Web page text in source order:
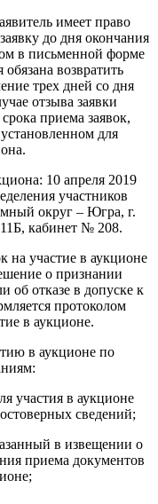
имеет право
до дня окончания
в письменной форме
возвратить
трех дней со дня
отзыва заявки
приема заявок,
для
10 апреля 2019
участников
округ – Югра, г.
кабинет № 208.
на участие в аукционе
о признании
об отказе в допуске к
протоколом
в аукционе.
в аукционе по
участия в аукционе
сведений;
в извещении о
приема документов